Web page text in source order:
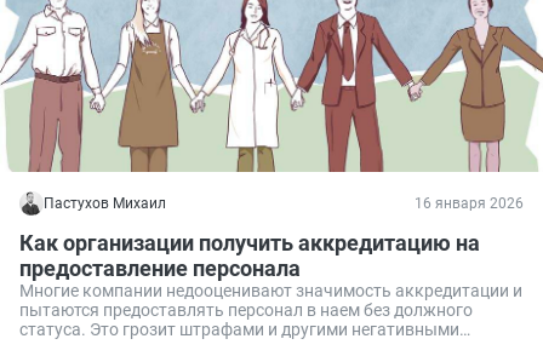
Пастухов Михаил 16 января 2026
Как организации получить аккредитацию на
предоставление персонала
Многие компании недооценивают значимость аккредитации и
пытаются предоставлять персонал в наем без должного
статуса. Это грозит штрафами и другими негативными